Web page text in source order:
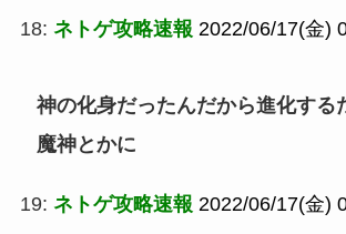
18: ネトゲ攻略速報 2022/06/17(金)
神の化身だったんだから進化する
魔神とかに
19: ネトゲ攻略速報 2022/06/17(金)